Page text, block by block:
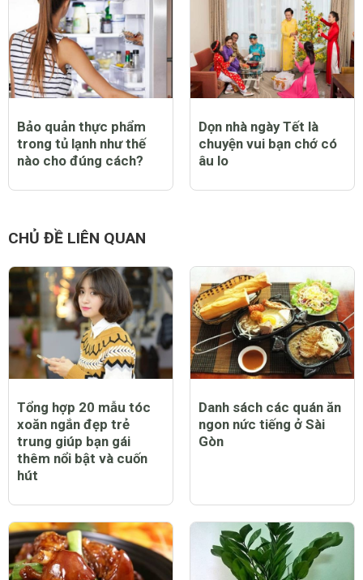
Bảo quản thực phẩm
trong tủ lạnh như thế
nào cho đúng cách?
Dọn nhà ngày Tết là
chuyện vui bạn chớ có
âu lo
CHỦ ĐỀ LIÊN QUAN
Tổng hợp 20 mẫu tóc
xoăn ngắn đẹp trẻ
trung giúp bạn gái
thêm nổi bật và cuốn
hút
Danh sách các quán ăn
ngon nức tiếng ở Sài
Gòn